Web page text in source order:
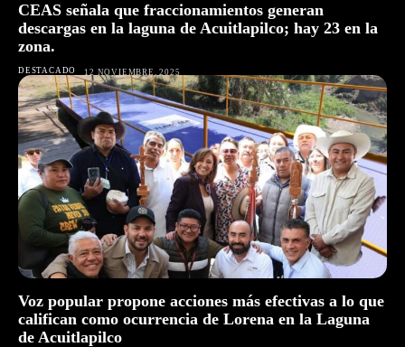
CEAS señala que fraccionamientos generan
descargas en la laguna de Acuitlapilco; hay 23 en la
zona.
DESTACADO 12 NOVIEMBRE, 2025
Voz popular propone acciones más efectivas a lo que
califican como ocurrencia de Lorena en la Laguna
de Acuitlapilco